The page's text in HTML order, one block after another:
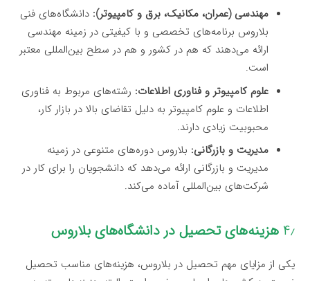
مهندسی (عمران، مکانیک، برق و کامپیوتر): دانشگاه‌های فنی
بلاروس برنامه‌های تخصصی و با کیفیتی در زمینه مهندسی
ارائه می‌دهند که هم در کشور و هم در سطح بین‌المللی معتبر
است.
علوم کامپیوتر و فناوری اطلاعات: رشته‌های مربوط به فناوری
اطلاعات و علوم کامپیوتر به دلیل تقاضای بالا در بازار کار،
محبوبیت زیادی دارند.
مدیریت و بازرگانی: بلاروس دوره‌های متنوعی در زمینه
مدیریت و بازرگانی ارائه می‌دهد که دانشجویان را برای کار در
شرکت‌های بین‌المللی آماده می‌کند.
۴٫ هزینه‌های تحصیل در دانشگاه‌های بلاروس
یکی از مزایای مهم تحصیل در بلاروس، هزینه‌های مناسب تحصیل